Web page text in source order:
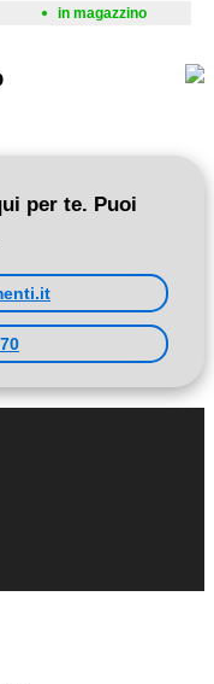
in magazzino
per te. Puoi